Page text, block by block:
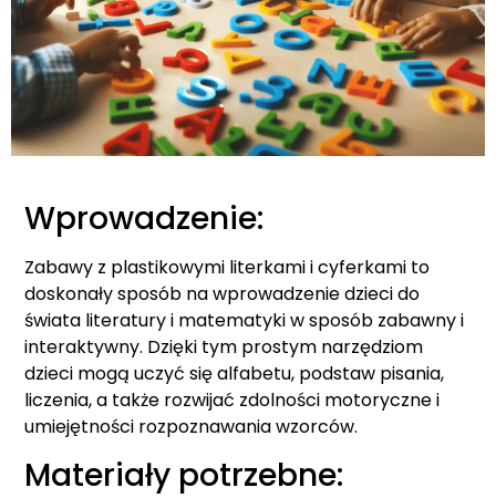
Wprowadzenie:
Zabawy z plastikowymi literkami i cyferkami to
doskonały sposób na wprowadzenie dzieci do
świata literatury i matematyki w sposób zabawny i
interaktywny. Dzięki tym prostym narzędziom
dzieci mogą uczyć się alfabetu, podstaw pisania,
liczenia, a także rozwijać zdolności motoryczne i
umiejętności rozpoznawania wzorców.
Materiały potrzebne: